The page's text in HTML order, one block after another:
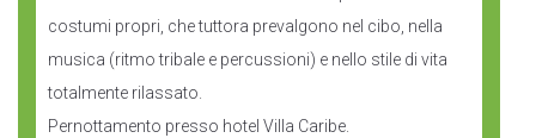
costumi propri, che tuttora prevalgono nel cibo, nella
musica (ritmo tribale e percussioni) e nello stile di vita
totalmente rilassato.
Pernottamento presso hotel Villa Caribe.